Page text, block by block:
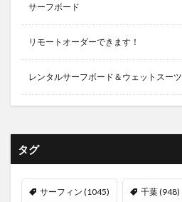
サーフボード
リモートオーダーできます！
レンタルサーフボード＆ウェットスーツ
タグ
サーフィン (1045) 千葉(948)